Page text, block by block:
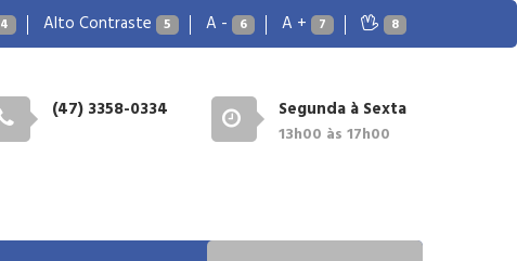
4 Alto Contraste 5 A - 6 A + 7 8
(47) 3358-0334 Segunda à Sexta
13h00 às 17h00